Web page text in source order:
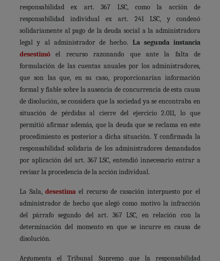
responsabilidad ex art. 367 LSC, como la acción de
responsabilidad individual ex art. 241 LSC, y condenó
solidariamente al pago de la deuda social a la administradora
legal y al administrador de hecho. La segunda instancia
desestimó
el recurso razonando que ante la falta de
formulación de las cuentas anuales por los administradores,
que son las que, en su caso, proporcionarían información
formal y fiable sobre la ausencia de concurrencia de esta causa
de disolución, se considera que la sociedad ya se encontraba en
situación de pérdidas al cierre del ejercicio 2.011, lo que
permitió afirmar además, que la deuda que se reclama en este
procedimiento es posterior a dicha situación. Y confirmada la
responsabilidad solidaria de los administradores demandados
por aplicación del art. 367 LSC, entendió innecesario entrar a
revisar la procedencia de la acción individual.
La Sala,desestima el recurso de casación interpuesto por el
administrador de hecho que alegó como motivo la infracción
del párrafo segundo del art. 367 LSC, en relación con la
determinación del momento en que se incurre en causa de
disolución.
Argumenta el Tribunal Supremo que la responsabilidad